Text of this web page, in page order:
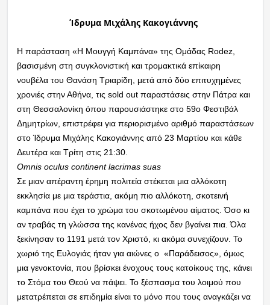
Ίδρυμα Μιχάλης Κακογιάννης
Η παράσταση «Η Μουγγή Καμπάνα» της Ομάδας Rodez,
βασισμένη στη συγκλονιστική και τρομακτικά επίκαιρη
νουβέλα του Θανάση Τριαρίδη, μετά από δύο επιτυχημένες
χρονιές στην Αθήνα, τις sold out παραστάσεις στην Πάτρα και
στη Θεσσαλονίκη όπου παρουσιάστηκε στο 59ο Φεστιβάλ
Δημητρίων, επιστρέφει για περιορισμένο αριθμό παραστάσεων
στο Ίδρυμα Μιχάλης Κακογιάννης από 23 Μαρτίου και κάθε
Δευτέρα και Τρίτη στις 21:30.
Omnis oculus continent lacrimas suas
Σε μιαν απέραντη έρημη πολιτεία στέκεται μια αλλόκοτη
εκκλησία με μια τεράστια, ακόμη πιο αλλόκοτη, σκοτεινή
καμπάνα που έχει το χρώμα του σκοτωμένου αίματος. Όσο κι
αν τραβάς τη γλώσσα της κανένας ήχος δεν βγαίνει πια. Όλα
ξεκίνησαν το 1191 μετά τον Χριστό, κι ακόμα συνεχίζουν. Το
χωριό της Ευλογιάς ήταν για αιώνες ο «Παράδεισος», όμως
μια γενοκτονία, που βρίσκει ένοχους τους κατοίκους της, κάνει
το Στόμα του Θεού να πάψει. Το ξέσπασμα του λοιμού που
μετατρέπεται σε επιδημία είναι το μόνο που τους αναγκάζει να